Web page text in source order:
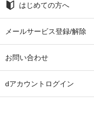
はじめての方へ
メールサービス登録/解除
お問い合わせ
dアカウントログイン